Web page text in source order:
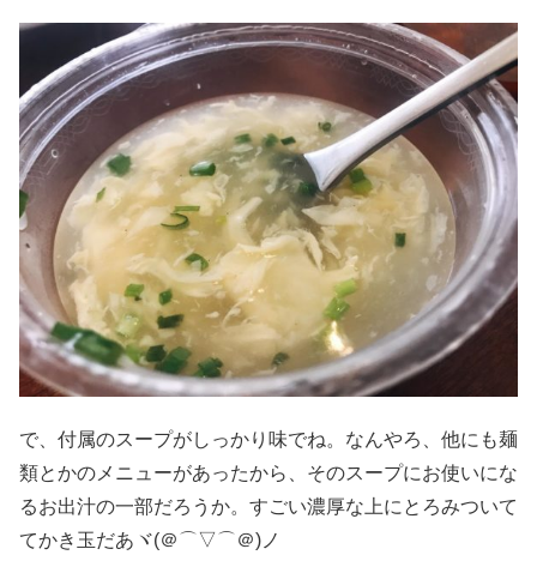
で、付属のスープがしっかり味でね。なんやろ、他にも麺
類とかのメニューがあったから、そのスープにお使いにな
るお出汁の一部だろうか。すごい濃厚な上にとろみついて
てかき玉だあヾ(＠⌒▽⌒＠)ノ